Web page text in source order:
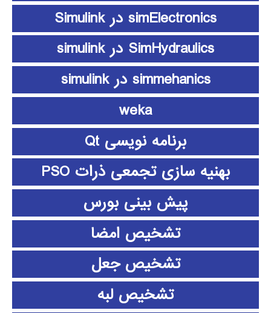
simElectronics در Simulink
SimHydraulics در simulink
simmehanics در simulink
weka
برنامه نویسی Qt
بهنیه سازی تجمعی ذرات PSO
پیش بینی بورس
تشخیص امضا
تشخیص جعل
تشخیص لبه